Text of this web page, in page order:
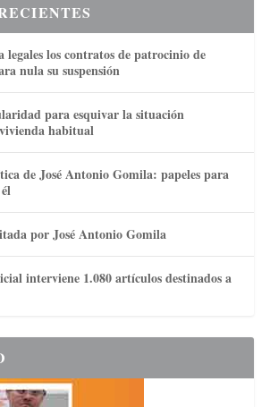
legales los contratos de patrocinio de
nula su suspensión
para esquivar la situación
habitual
de José Antonio Gomila: papeles para
por José Antonio Gomila
interviene 1.080 artículos destinados a